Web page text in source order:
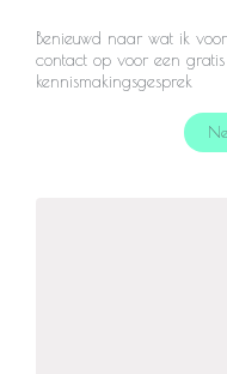
Benieuwd naar wat ik
contact op voor een
kennismakingsgesprek